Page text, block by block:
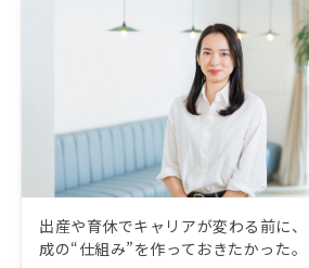
出産や育休でキャリアが変わる前に
成の“仕組み”を作っておきたかった。